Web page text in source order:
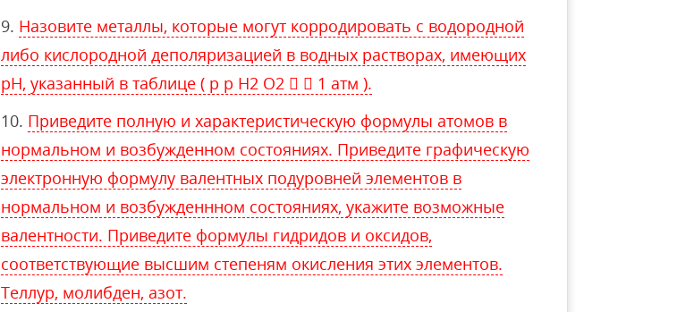
Назовите металлы, которые могут корродировать с водородной
либо кислородной деполяризацией в водных растворах, имеющих
рН, указанный в таблице ( p p H2 O2   1 атм ).
Приведите полную и характеристическую формулы атомов в
нормальном и возбужденном состояниях. Приведите графическую
электронную формулу валентных подуровней элементов в
нормальном и возбужденнном состояниях, укажите возможные
валентности. Приведите формулы гидридов и оксидов,
соответствующие высшим степеням окисления этих элементов.
Теллур, молибден, азот.